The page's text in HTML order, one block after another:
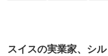
スイスの実業家、シ